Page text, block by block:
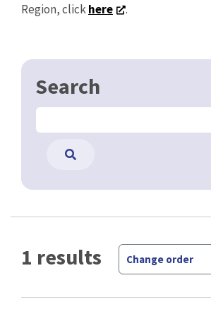
Region, clickhere .
Search
1 results Change order